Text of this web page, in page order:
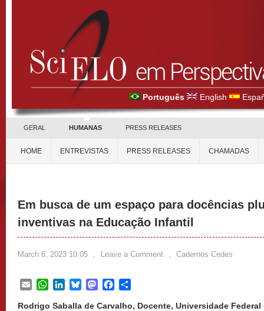
Português English
GERAL HUMANAS PRESS RELEASES
HOME ENTREVISTAS PRESS RELEASES CHAMADAS
Em busca de um espaço para docências
inventivas na Educação Infantil
March 6, 2023 10:05 , Leave a Comment , Cadernos Cedes
EmailWhatsApp
LinkedInBlueskyMastodonFacebook
Rodrigo Saballa de Carvalho, Docente, Universidade